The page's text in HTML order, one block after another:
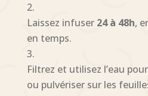
Laissez infuser 24 à 48h,
en temps.
Filtrez et utilisez l’eau
ou pulvériser sur les